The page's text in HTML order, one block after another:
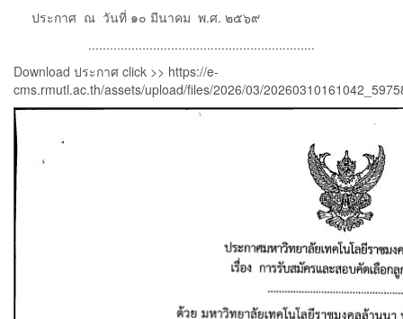
ประกาศ ณ วันที่ ๑๐ มีนาคม พ.ศ. ๒๕๖๙
...............................................................
Download ประกาศ click >> https://e-
cms.rmutl.ac.th/assets/upload/files/2026/03/